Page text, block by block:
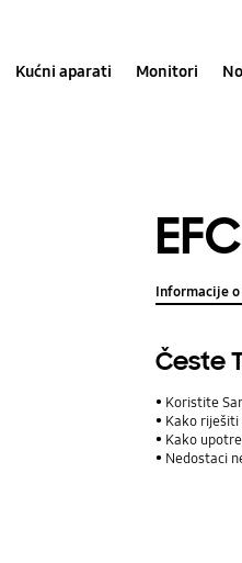
Kućni aparati Monitori
Informacije
Česte
Koristite
Kako
Kako
Nedostaci